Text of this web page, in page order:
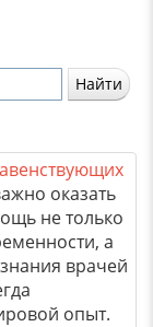
оказать
не только
а
врачей
опыт.